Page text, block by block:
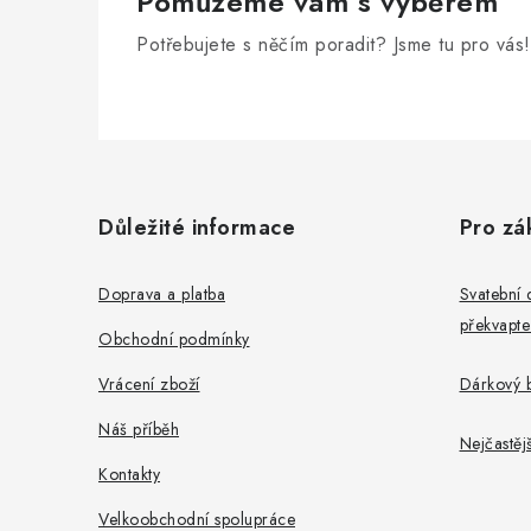
Potřebujete s něčím poradit? Jsme tu pro vás!
Důležité informace
Doprava a platba
Obchodní podmínky
Vrácení zboží
Náš příběh
Kontakty
Velkoobchodní spolupráce
Pro
Svatební
Dárkový